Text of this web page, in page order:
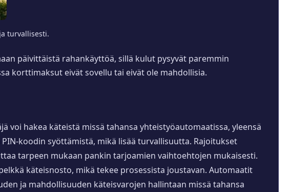
turvallisesti.
päivittäistä rahankäyttöä, sillä kulut pysyvät paremmin
korttimaksut eivät sovellu tai eivät ole mahdollisia.
hakea käteistä missä tahansa yhteistyöautomaatissa, yleensä
koodin syöttämistä, mikä lisää turvallisuutta. Rajoitukset
tarpeen mukaan pankin tarjoamien vaihtoehtojen mukaisesti.
käteisnosto, mikä tekee prosessista joustavan. Automaatit
ja mahdollisuuden käteisvarojen hallintaan missä tahansa